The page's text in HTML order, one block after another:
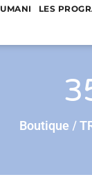
UMANI LES
Boutique /